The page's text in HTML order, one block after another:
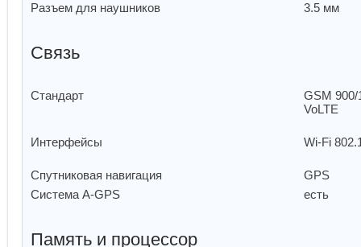
Разъем для наушников
3.5 мм
Связь
Стандарт
GSM 900/
VoLTE
Интерфейсы Wi-Fi
Спутниковая навигация
GPS
Cистема A-GPS
есть
Память и процессор